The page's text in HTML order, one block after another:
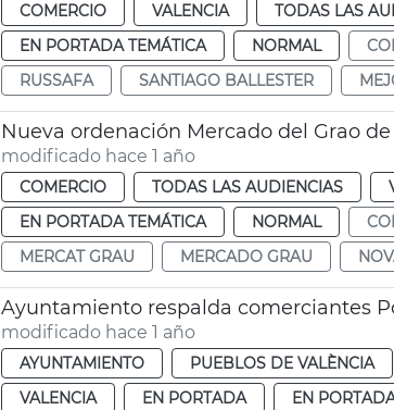
COMERCIO VALENCIA TODAS LAS
EN PORTADA TEMÁTICA
NORMAL
RUSSAFA
SANTIAGO BALLESTER
Nueva ordenación Mercado del Grao
modificado hace 1 año
COMERCIO TODAS LAS AUDIENCIAS
EN PORTADA TEMÁTICA
NORMAL
MERCAT GRAU
MERCADO GRAU
Ayuntamiento respalda comerciantes
modificado hace 1 año
AYUNTAMIENTO PUEBLOS DE VALÈNCIA
VALENCIA
EN PORTADA EN